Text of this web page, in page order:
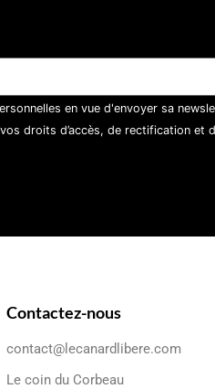
en vue d'envoyer sa
droits d’accès, de rectification et
Contactez-nous
contact@lecanardlibere.com
Le coin du Corbeau